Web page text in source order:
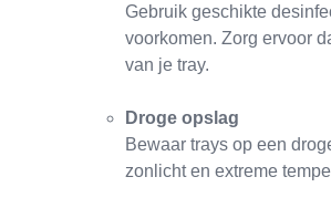
Gebruik geschikte
voorkomen. Zorg ervoor
van je tray.
Droge opslag
Bewaar trays op een
zonlicht en extreme